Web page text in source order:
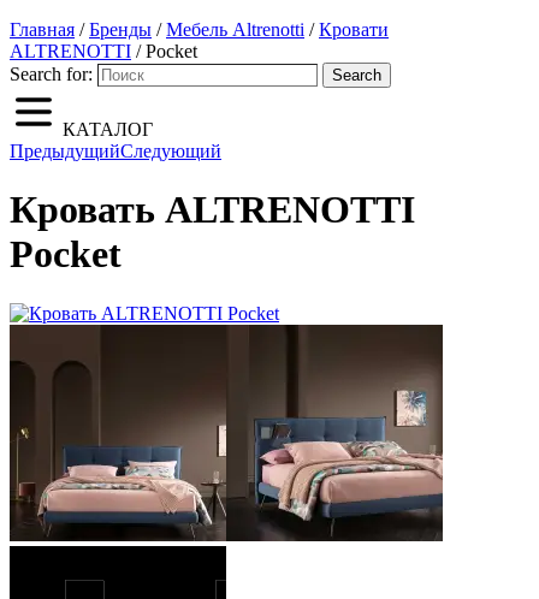
Главная /Бренды /Мебель Altrenotti /Кровати
ALTRENOTTI / Pocket
Search for:
Search
КАТАЛОГ
ПредыдущийСледующий
Кровать ALTRENOTTI
Pocket